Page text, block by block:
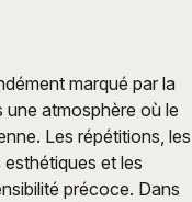
marqué par la
une atmosphère où le
Les répétitions, les
et les
précoce. Dans